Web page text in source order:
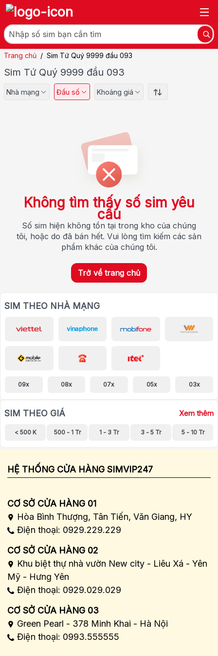
Trang chủ / Sim Tứ Quý 9999 đầu 093
Sim Tứ Quý 9999 đầu 093
Nhà mạng Đầu số Khoảng giá
Không tìm thấy số sim yêu
cầu
Số sim hiện không tồn tại trong kho của chúng
tôi, hoặc do đã bán hết. Vui lòng tìm kiếm các sản
phẩm khác của chúng tôi.
Trở về trang chủ
SIM THEO NHÀ MẠNG
09x 08x 07x 05x 03x
SIM THEO GIÁ Xem thêm
< 500 K 500 - 1 Tr 1 - 3 Tr 3 - 5 Tr 5 - 10 Tr
HỆ THỐNG CỬA HÀNG SIMVIP247
CƠ SỞ CỬA HÀNG 01
Hòa Bình Thượng, Tân Tiến, Văn Giang, HY
Điện thoại: 0929.229.229
CƠ SỞ CỬA HÀNG 02
Khu biệt thự nhà vườn New city - Liêu Xá - Yên
Mỹ - Hưng Yên
Điện thoại: 0929.029.029
CƠ SỞ CỬA HÀNG 03
Green Pearl - 378 Minh Khai - Hà Nội
Điện thoại: 0993.555555